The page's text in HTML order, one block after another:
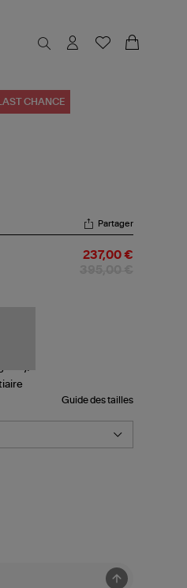
LAST CHANCE
Partager
237,00 €
Guide des tailles